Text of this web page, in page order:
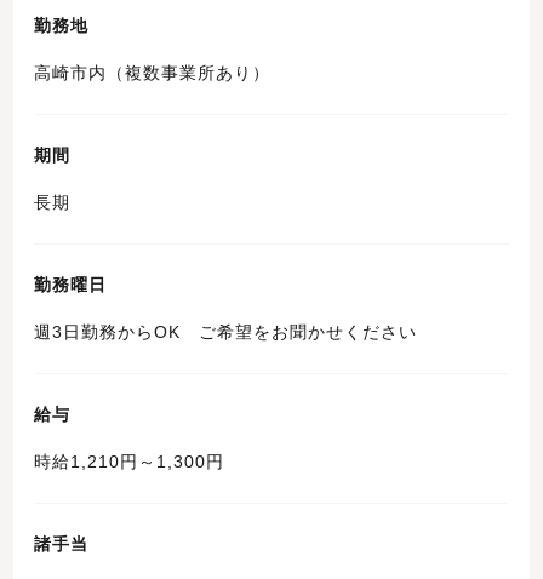
勤務地
高崎市内（複数事業所あり）
期間
長期
勤務曜日
週3日勤務からOK ご希望をお聞かせください
給与
時給1,210円～1,300円
諸手当